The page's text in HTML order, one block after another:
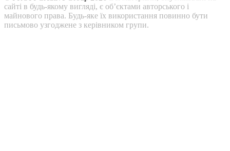
сайті в будь-якому вигляді, є об’єктами авторського і
майнового права. Будь-яке їх використання повинно бути
письмово узгоджене з керівником групи.